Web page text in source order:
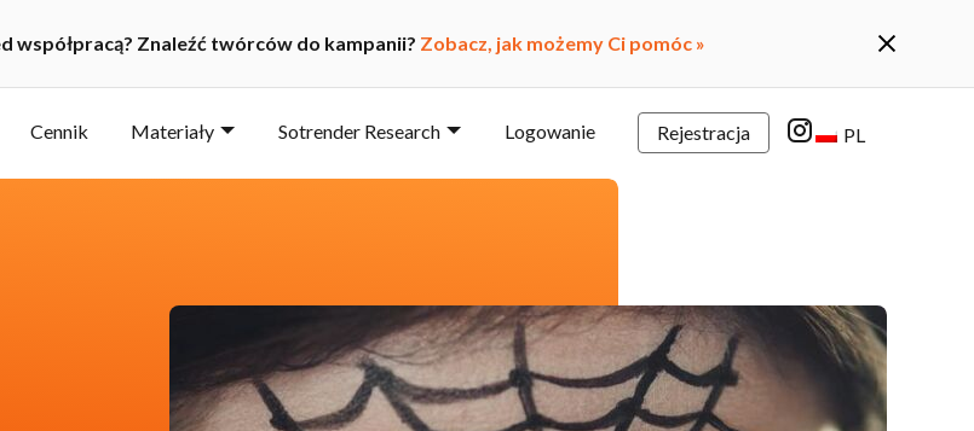
współpracą? Znaleźć twórców do kampanii? Zobacz, jak możemy Ci pomóc »
Cennik Materiały Sotrender Research Logowanie Rejestracja PL